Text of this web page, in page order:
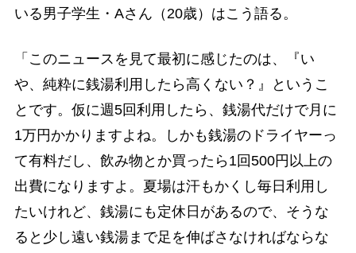
いる男子学生・Aさん（20歳）はこう語る。
「このニュースを見て最初に感じたのは、『い
や、純粋に銭湯利用したら高くない？』というこ
とです。仮に週5回利用したら、銭湯代だけで月に
1万円かかりますよね。しかも銭湯のドライヤーっ
て有料だし、飲み物とか買ったら1回500円以上の
出費になりますよ。夏場は汗もかくし毎日利用し
たいけれど、銭湯にも定休日があるので、そうな
ると少し遠い銭湯まで足を伸ばさなければならな